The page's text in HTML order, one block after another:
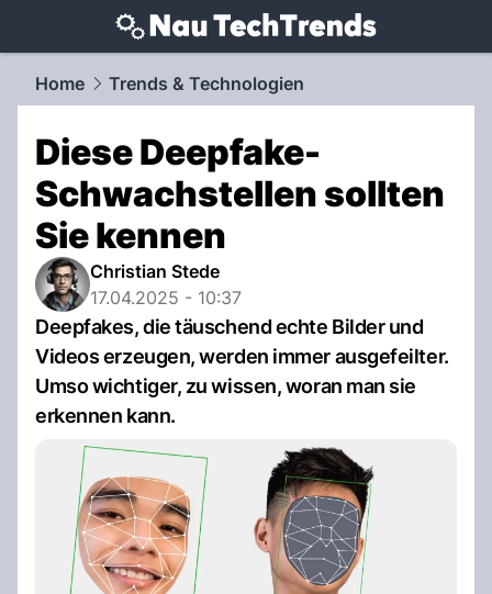
techtrends.NAU.ch
Home Trends & Technologien
Diese Deepfake-
Schwachstellen sollten
Sie kennen
Christian Stede
17.04.2025 - 10:37
Deepfakes, die täuschend echte Bilder und
Videos erzeugen, werden immer ausgefeilter.
Umso wichtiger, zu wissen, woran man sie
erkennen kann.